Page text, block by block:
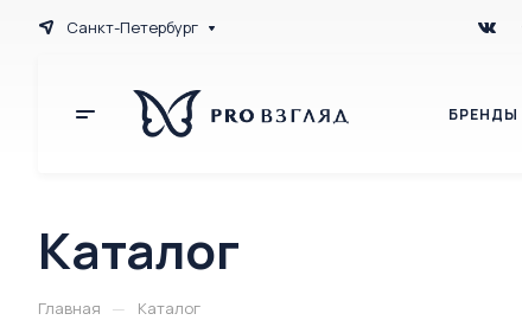
Санкт-Петербург
БРЕНДЫ
Каталог
Главная — Каталог